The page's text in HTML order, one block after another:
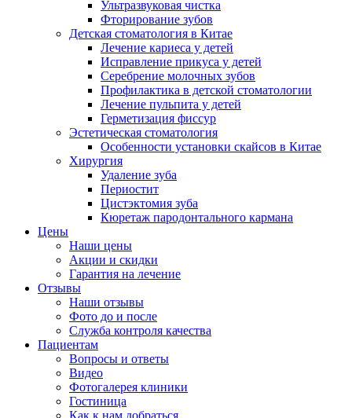
Ультразвуковая чистка
Фторирование зубов
Детская стоматология в Китае
Лечение кариеса у детей
Исправление прикуса у детей
Серебрение молочных зубов
Профилактика в детской стоматологии
Лечение пульпита у детей
Герметизация фиссур
Эстетическая стоматология
Особенности установки скайсов в Китае
Хирургия
Удаление зуба
Периостит
Цистэктомия зуба
Кюретаж пародонтального кармана
Цены
Наши цены
Акции и скидки
Гарантия на лечение
Отзывы
Наши отзывы
Фото до и после
Служба контроля качества
Пациентам
Вопросы и ответы
Видео
Фотогалерея клиники
Гостиница
Как к нам добраться